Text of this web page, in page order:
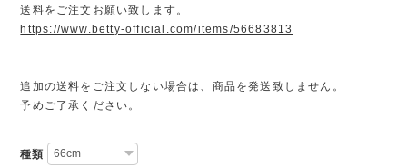
送料をご注文お願い致します。
https://www.betty-official.com/items/56683813
追加の送料をご注文しない場合は、商品を発送致しません。
予めご了承ください。
種類